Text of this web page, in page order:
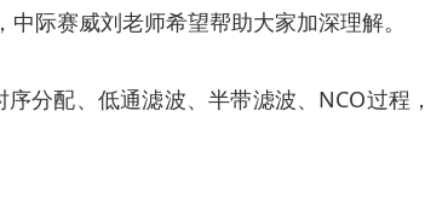
际赛威刘老师希望帮助大家加深理解。
分配、低通滤波、半带滤波、NCO过程，